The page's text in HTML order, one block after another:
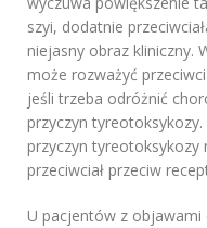
szyi, dodatnie
niejasny obraz kliniczny.
może rozważyć
jeśli trzeba odróżnić
przyczyn
przyczyn tyreotoksykozy
przeciwciał przeciw
U pacjentów z